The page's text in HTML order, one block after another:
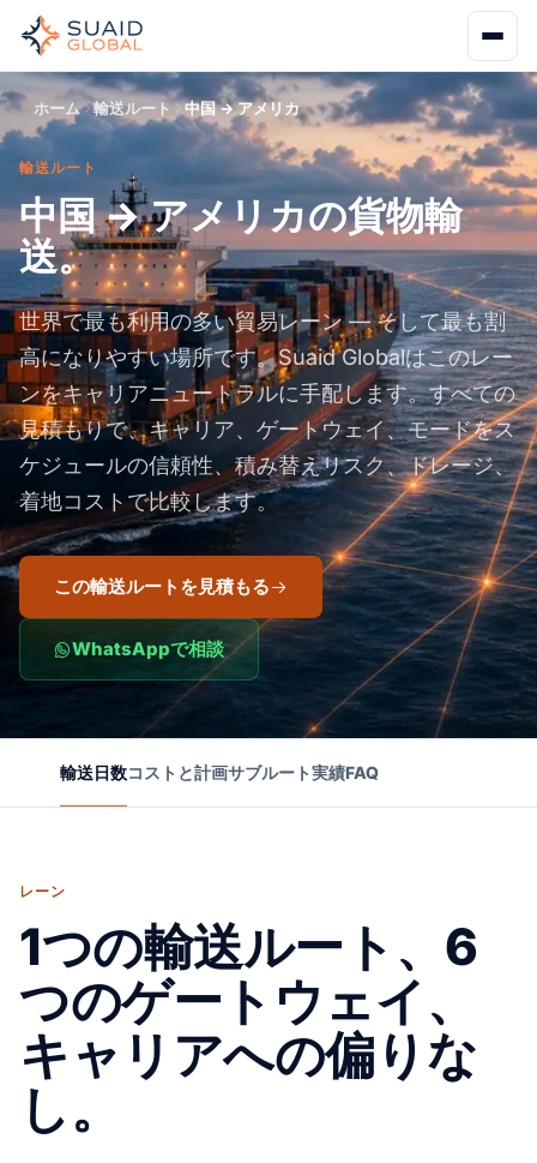
ホーム 輸送ルート 中国 → アメリカ
輸送ルート
中国 → アメリカの貨物輸
送。
世界で最も利用の多い貿易レーン — そして最も割
高になりやすい場所です。Suaid Globalはこのレー
ンをキャリアニュートラルに手配します。すべての
見積もりで、キャリア、ゲートウェイ、モードをス
ケジュールの信頼性、積み替えリスク、ドレージ、
着地コストで比較します。
この輸送ルートを見積もる
WhatsAppで相談
輸送日数コストと計画サブルート実績FAQ
レーン
1つの輸送ルート、6
つのゲートウェイ、
キャリアへの偏りな
し。